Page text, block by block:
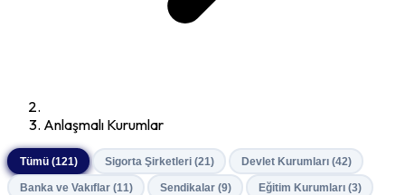
Anlaşmalı Kurumlar
Tümü (121) Sigorta Şirketleri (21) Devlet Kurumları (42)
Banka ve Vakıflar (11) Sendikalar (9) Eğitim Kurumları (3)